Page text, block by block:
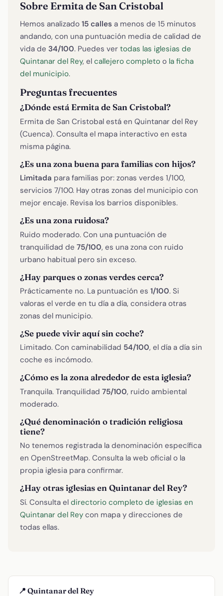
Sobre Ermita de San Cristobal
Hemos analizado 15 calles a menos de 15 minutos
andando, con una puntuación media de calidad de
vida de 34/100. Puedes ver todas las iglesias de
Quintanar del Rey, el callejero completo o la ficha
del municipio.
Preguntas frecuentes
¿Dónde está Ermita de San Cristobal?
Ermita de San Cristobal está en Quintanar del Rey
(Cuenca). Consulta el mapa interactivo en esta
misma página.
¿Es una zona buena para familias con hijos?
Limitada para familias por: zonas verdes 1/100,
servicios 7/100. Hay otras zonas del municipio con
mejor encaje. Revisa los barrios disponibles.
¿Es una zona ruidosa?
Ruido moderado. Con una puntuación de
tranquilidad de 75/100, es una zona con ruido
urbano habitual pero sin exceso.
¿Hay parques o zonas verdes cerca?
Prácticamente no. La puntuación es 1/100. Si
valoras el verde en tu día a día, considera otras
zonas del municipio.
¿Se puede vivir aquí sin coche?
Limitado. Con caminabilidad 54/100, el día a día sin
coche es incómodo.
¿Cómo es la zona alrededor de esta iglesia?
Tranquila. Tranquilidad 75/100, ruido ambiental
moderado.
¿Qué denominación o tradición religiosa
tiene?
No tenemos registrada la denominación específica
en OpenStreetMap. Consulta la web oficial o la
propia iglesia para confirmar.
¿Hay otras iglesias en Quintanar del Rey?
Sí. Consulta el directorio completo de iglesias en
Quintanar del Rey con mapa y direcciones de
todas ellas.
📍 Quintanar del Rey